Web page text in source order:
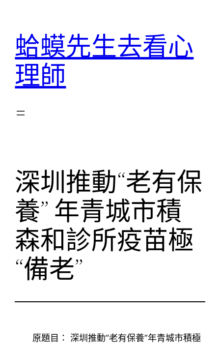
蛤蟆先生去看心
理師
深圳推動“老有保
養” 年青城市積
森和診所疫苗極
“備老”
原題目： 深圳推動“老有保養”年青城市積極